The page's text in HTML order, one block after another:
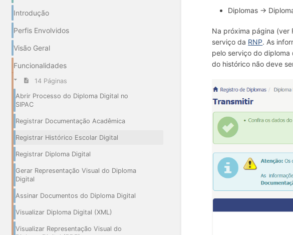
Introdução
Perfis Envolvidos
Visão Geral
Funcionalidades
14 Páginas
Abrir Processo do Diploma Digital no
SIPAC
Registrar Documentação Acadêmica
Registrar Histórico Escolar Digital
Registrar Diploma Digital
Gerar Representação Visual do Diploma
Digital
Assinar Documentos do Diploma Digital
Visualizar Diploma Digital (XML)
Visualizar Representação Visual do
Diplomas →
Na próxima página (ver
serviço da RNP. As
pelo serviço do
do histórico não deve